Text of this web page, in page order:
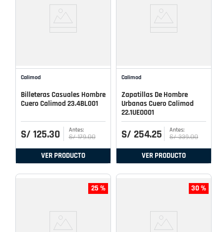
Calimod
Billeteras Casuales Hombre
Cuero Calimod 23.4BL001
S/ 125.30 S/ 179.00
VER PRODUCTO
Calimod
Zapatillas De Hombre
Urbanas Cuero Calimod
22.1UEO001
S/ 254.25 S/ 339.00
VER PRODUCTO
25 % 30 %